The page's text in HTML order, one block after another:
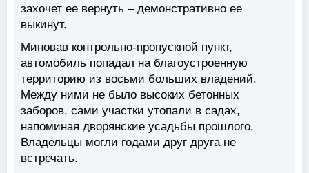
захочет ее вернуть – демонстративно ее
выкинут.
Миновав контрольно-пропускной пункт,
автомобиль попадал на благоустроенную
территорию из восьми больших владений.
Между ними не было высоких бетонных
заборов, сами участки утопали в садах,
напоминая дворянские усадьбы прошлого.
Владельцы могли годами друг друга не
встречать.